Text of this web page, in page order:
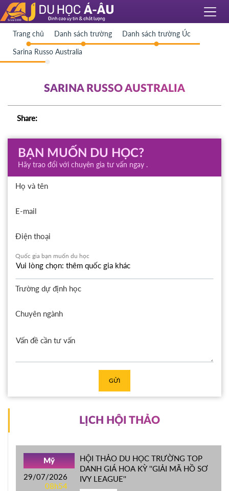
Trang chủ Danh sách trường Danh sách trường Úc
Sarina Russo Australia
SARINA RUSSO AUSTRALIA
Share:
BẠN MUỐN DU HỌC?
Hãy trao đổi với chuyên gia tư vấn ngay .
Họ và tên
E-mail
Điện thoại
Quốc gia bạn muốn du học
Trường dự định học
Chuyên ngành
GỬI
LỊCH HỘI THẢO
Mỹ
29/07/2026
08h54
HỘI THẢO DU HỌC TRƯỜNG TOP
DANH GIÁ HOA KỲ ''GIẢI MÃ HỒ SƠ
IVY LEAGUE''